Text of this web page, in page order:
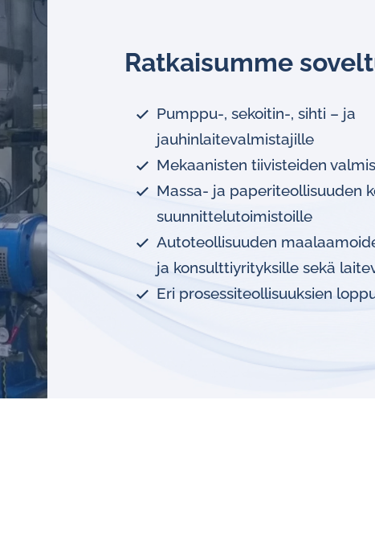
Ratkaisumme
Pumppu-, sekoitin-, sihti – ja
jauhinlaitevalmistajille
Mekaanisten tiivisteiden
Massa- ja paperiteollisuuden
suunnittelutoimistoille
Autoteollisuuden
ja konsulttiyrityksille sekä
Eri prosessiteollisuuksien